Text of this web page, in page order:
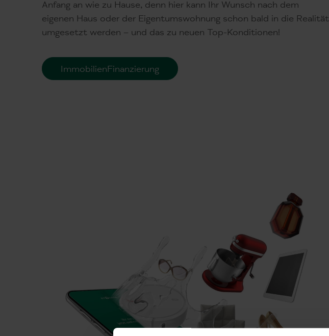
Anfang an wie zu Hause, denn hier kann Ihr Wunsch nach dem
eigenen Haus oder der Eigentumswohnung schon bald in die Realität
umgesetzt werden – und das zu neuen Top-Konditionen!
Immobilien­Finanzierung